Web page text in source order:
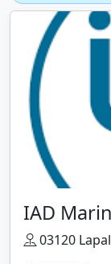
IAD
03120